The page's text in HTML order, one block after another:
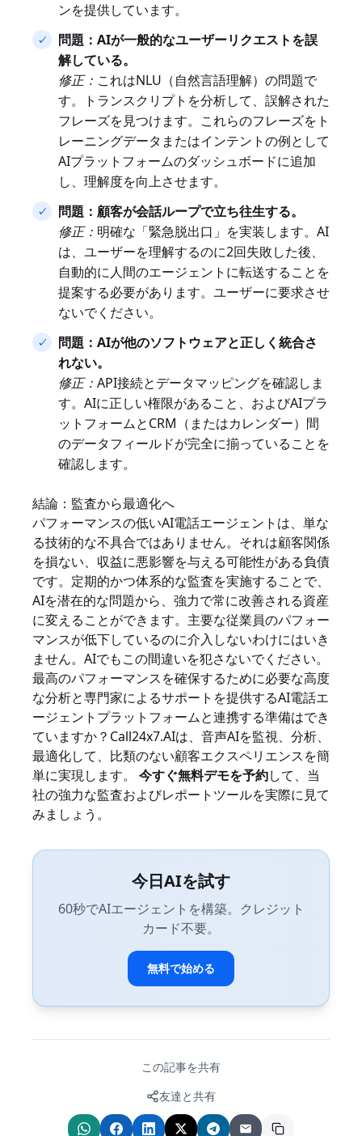
ンを提供しています。
問題：AIが一般的なユーザーリクエストを誤
解している。
修正： これはNLU（自然言語理解）の問題で
す。トランスクリプトを分析して、誤解された
フレーズを見つけます。これらのフレーズをト
レーニングデータまたはインテントの例として
AIプラットフォームのダッシュボードに追加
し、理解度を向上させます。
問題：顧客が会話ループで立ち往生する。
修正： 明確な「緊急脱出口」を実装します。AI
は、ユーザーを理解するのに2回失敗した後、
自動的に人間のエージェントに転送することを
提案する必要があります。ユーザーに要求させ
ないでください。
問題：AIが他のソフトウェアと正しく統合さ
れない。
修正： API接続とデータマッピングを確認しま
す。AIに正しい権限があること、およびAIプラ
ットフォームとCRM（またはカレンダー）間
のデータフィールドが完全に揃っていることを
確認します。
結論：監査から最適化へ
パフォーマンスの低いAI電話エージェントは、単な
る技術的な不具合ではありません。それは顧客関係
を損ない、収益に悪影響を与える可能性がある負債
です。定期的かつ体系的な監査を実施することで、
AIを潜在的な問題から、強力で常に改善される資産
に変えることができます。主要な従業員のパフォー
マンスが低下しているのに介入しないわけにはいき
ません。AIでもこの間違いを犯さないでください。
最高のパフォーマンスを確保するために必要な高度
な分析と専門家によるサポートを提供するAI電話エ
ージェントプラットフォームと連携する準備はでき
ていますか？Call24x7.AIは、音声AIを監視、分析、
最適化して、比類のない顧客エクスペリエンスを簡
単に実現します。 今すぐ無料デモを予約して、当
社の強力な監査およびレポートツールを実際に見て
みましょう。
今日AIを試す
60秒でAIエージェントを構築。クレジット
カード不要。
無料で始める
この記事を共有
友達と共有